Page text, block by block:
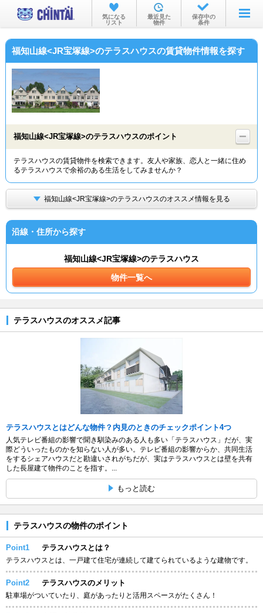
お部屋を探す
沿線・駅から
物件特集から
TOP
気になる
リスト
最近見た
物件
保存中の
条件
福知山線<JR宝塚線>のテラスハウスの賃貸物件情報を探す
福知山線<JR宝塚線>のテラスハウスのポイント
テラスハウスの賃貸物件を検索できます。友人や家族、恋人と一緒に住め
るテラスハウスで余裕のある生活をしてみませんか？
福知山線<JR宝塚線>のテラスハウスのオススメ情報を見る
沿線・住所から探す
福知山線<JR宝塚線>のテラスハウス
物件一覧へ
テラスハウスのオススメ記事
テラスハウスとはどんな物件？内見のときのチェックポイント4つ
人気テレビ番組の影響で聞き馴染みのある人も多い「テラスハウス」だが、実
際どういったものかを知らない人が多い。テレビ番組の影響からか、共同生活
をするシェアハウスだと勘違いされがちだが、実はテラスハウスとは壁を共有
した長屋建て物件のことを指す。...
もっと読む
テラスハウスの物件のポイント
Point1 テラスハウスとは？
テラスハウスとは、一戸建て住宅が連続して建てられているような建物です。
Point2 テラスハウスのメリット
駐車場がついていたり、庭があったりと活用スペースがたくさん！